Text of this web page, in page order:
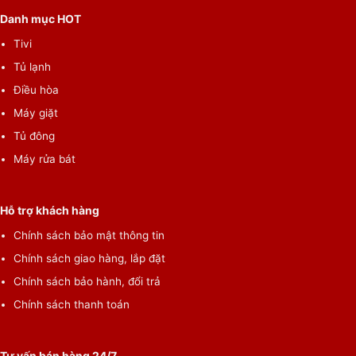
Dự Báo Thời Tiết, Gợi Nhắc Những Sự Kiện Quan
Trọng*
Bạn có thể cập nhật các thông tin dự báo thời tiết, lịch trình của
các thành viên trong gia đình dễ dàng ngay trên màn hình
thoại và đồng bộ hóa mọi lịch trình với Google hay lịch Microsoft
Danh mục HOT
Tivi
Tủ lạnh
Điều hòa
Máy giặt
Tủ đông
Máy rửa bát
Hỗ trợ khách hàng
Chính sách bảo mật thông tin
Chính sách giao hàng, lắp đặt
Chính sách bảo hành, đổi trả
Chính sách thanh toán